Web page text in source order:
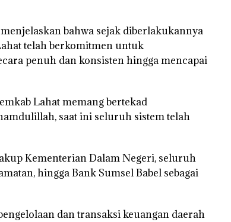
bahwa sejak diberlakukannya
telah berkomitmen untuk
penuh dan konsisten hingga mencapai
Lahat memang bertekad
saat ini seluruh sistem telah
Kementerian Dalam Negeri, seluruh
hingga Bank Sumsel Babel sebagai
dan transaksi keuangan daerah